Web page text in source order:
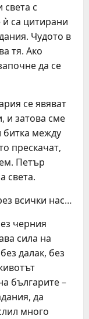
с
ѝ са цитирани
Чудото в
тя. Ако
да се
се явяват
и затова сме
битка между
прескачат,
Петър
света.
всички нас…
черния
сила на
далак, без
българите –
да
много